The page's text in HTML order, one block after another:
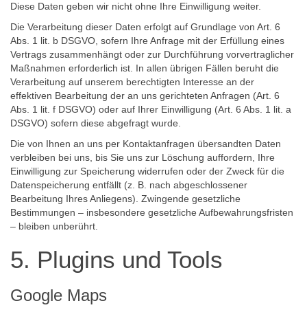
Diese Daten geben wir nicht ohne Ihre Einwilligung weiter.
Die Verarbeitung dieser Daten erfolgt auf Grundlage von Art. 6
Abs. 1 lit. b DSGVO, sofern Ihre Anfrage mit der Erfüllung eines
Vertrags zusammenhängt oder zur Durchführung vorvertraglicher
Maßnahmen erforderlich ist. In allen übrigen Fällen beruht die
Verarbeitung auf unserem berechtigten Interesse an der
effektiven Bearbeitung der an uns gerichteten Anfragen (Art. 6
Abs. 1 lit. f DSGVO) oder auf Ihrer Einwilligung (Art. 6 Abs. 1 lit. a
DSGVO) sofern diese abgefragt wurde.
Die von Ihnen an uns per Kontaktanfragen übersandten Daten
verbleiben bei uns, bis Sie uns zur Löschung auffordern, Ihre
Einwilligung zur Speicherung widerrufen oder der Zweck für die
Datenspeicherung entfällt (z. B. nach abgeschlossener
Bearbeitung Ihres Anliegens). Zwingende gesetzliche
Bestimmungen – insbesondere gesetzliche Aufbewahrungsfristen
– bleiben unberührt.
5. Plugins und Tools
Google Maps